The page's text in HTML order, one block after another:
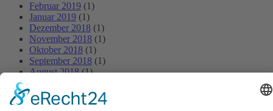
Februar 2019 (1)
Januar 2019 (1)
Dezember 2018 (1)
November 2018 (1)
Oktober 2018 (1)
September 2018 (1)
August 2018(1)
Juni 2018(1)
Mai 2018(1)